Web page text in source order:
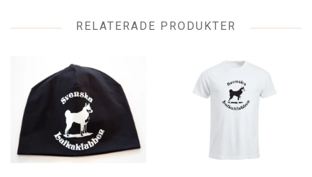
RELATERADE PRODUKTER